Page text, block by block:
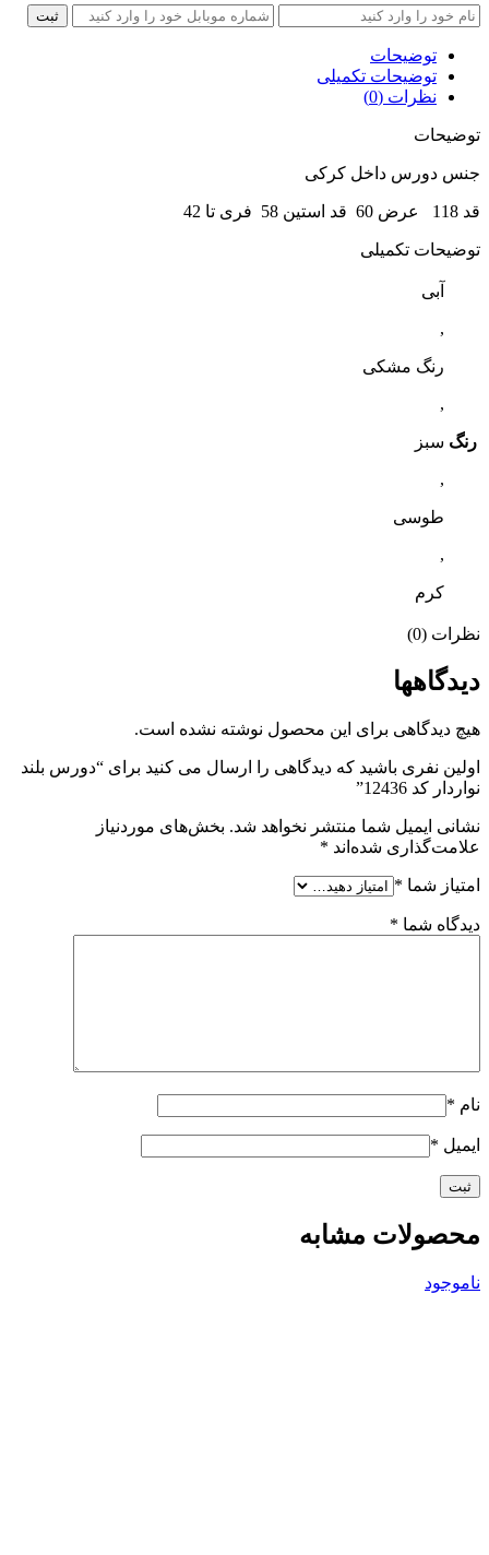
ثبت
توضیحات
توضیحات تکمیلی
نظرات (0)
توضیحات
جنس دورس داخل کرکی
قد 118 عرض 60 قد استین 58 فری تا 42
توضیحات تکمیلی
رنگ
آبی
,
رنگ مشکی
,
سبز
,
طوسی
,
کرم
نظرات (0)
دیدگاهها
هیچ دیدگاهی برای این محصول نوشته نشده است.
اولین نفری باشید که دیدگاهی را ارسال می کنید برای “دورس بلند
نواردار کد 12436”
نشانی ایمیل شما منتشر نخواهد شد. بخش‌های موردنیاز
علامت‌گذاری شده‌اند *
امتیاز شما *
دیدگاه شما *
نام *
ایمیل *
محصولات مشابه
ناموجود